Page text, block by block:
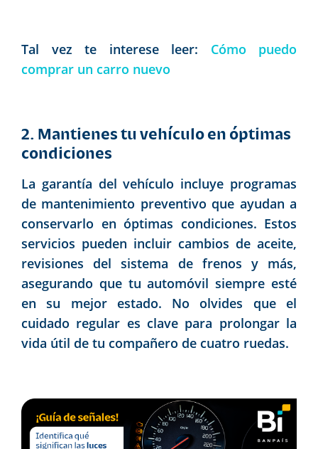
Tal vez te interese leer: Cómo puedo
comprar un carro nuevo
2. Mantienes tu vehículo en óptimas
condiciones
La garantía del vehículo incluye programas
de mantenimiento preventivo que ayudan a
conservarlo en óptimas condiciones. Estos
servicios pueden incluir cambios de aceite,
revisiones del sistema de frenos y más,
asegurando que tu automóvil siempre esté
en su mejor estado. No olvides que el
cuidado regular es clave para prolongar la
vida útil de tu compañero de cuatro ruedas.